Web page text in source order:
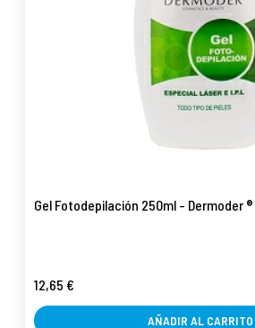
Gel Fotodepilación 250ml - Dermoder ®
12,65 €
AÑADIR AL CARRITO